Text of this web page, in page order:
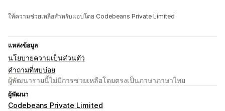
ให้ความช่วยเหลือสำหรับแอปโดย Codebeans Private Limited
แหล่งข้อมูล
นโยบายความเป็นส่วนตัว
คำถามที่พบบ่อย
ผู้พัฒนารายนี้ไม่มีการช่วยเหลือโดยตรงเป็นภาษาภาษาไทย
ผู้พัฒนา
Codebeans Private Limited